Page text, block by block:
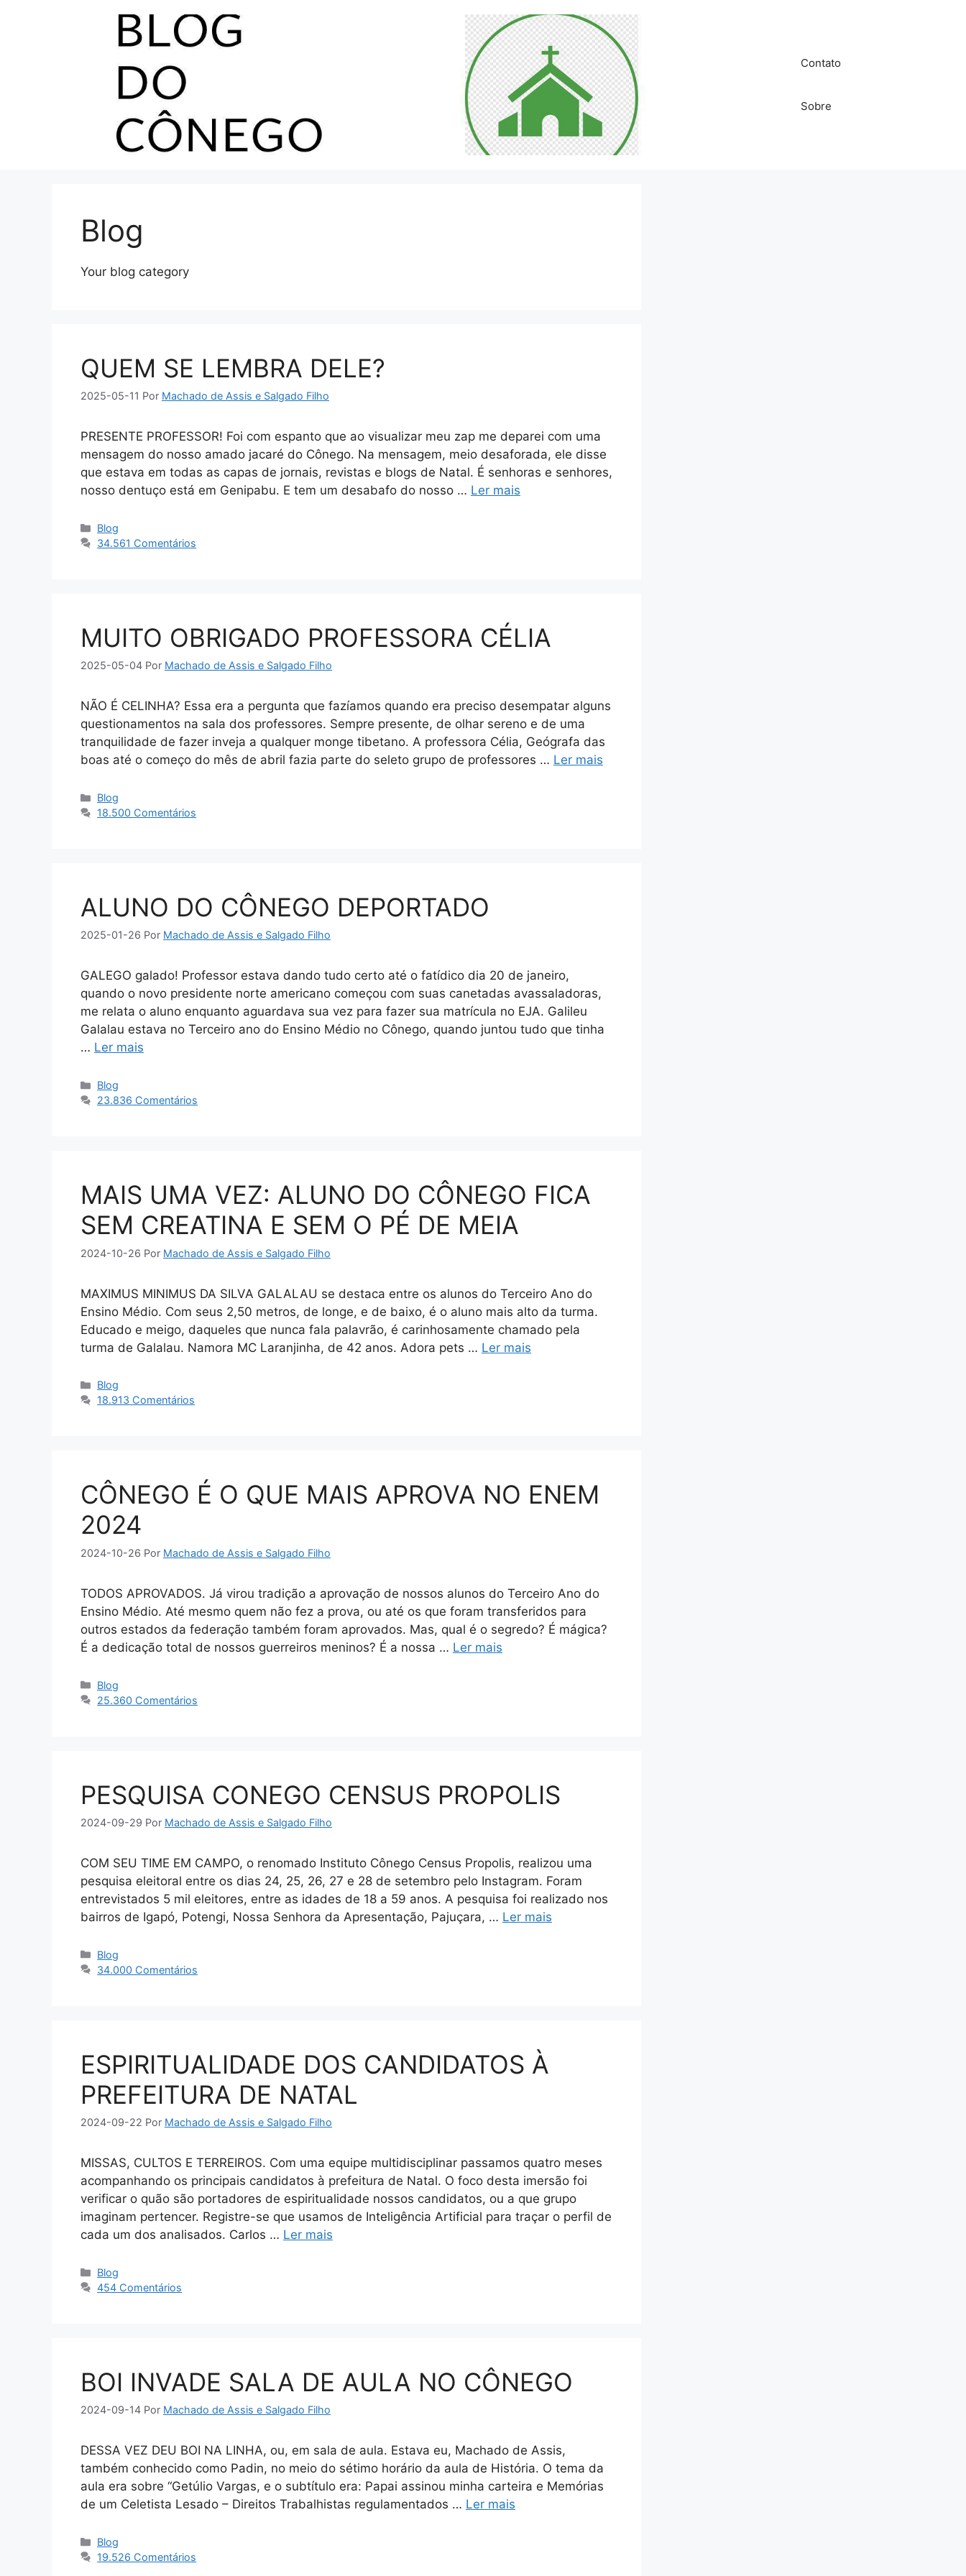
Contato
Sobre
Blog
Your blog category
QUEM SE LEMBRA DELE?
2025-05-11 Por Machado de Assis e Salgado Filho
PRESENTE PROFESSOR! Foi com espanto que ao visualizar meu zap me deparei com uma
mensagem do nosso amado jacaré do Cônego. Na mensagem, meio desaforada, ele disse
que estava em todas as capas de jornais, revistas e blogs de Natal. É senhoras e senhores,
nosso dentuço está em Genipabu. E tem um desabafo do nosso … Ler mais
Categorias
Blog
34.561 Comentários
MUITO OBRIGADO PROFESSORA CÉLIA
2025-05-04 Por Machado de Assis e Salgado Filho
NÃO É CELINHA? Essa era a pergunta que fazíamos quando era preciso desempatar alguns
questionamentos na sala dos professores. Sempre presente, de olhar sereno e de uma
tranquilidade de fazer inveja a qualquer monge tibetano. A professora Célia, Geógrafa das
boas até o começo do mês de abril fazia parte do seleto grupo de professores … Ler mais
Categorias
Blog
18.500 Comentários
ALUNO DO CÔNEGO DEPORTADO
2025-01-26 Por Machado de Assis e Salgado Filho
GALEGO galado! Professor estava dando tudo certo até o fatídico dia 20 de janeiro,
quando o novo presidente norte americano começou com suas canetadas avassaladoras,
me relata o aluno enquanto aguardava sua vez para fazer sua matrícula no EJA. Galileu
Galalau estava no Terceiro ano do Ensino Médio no Cônego, quando juntou tudo que tinha
… Ler mais
Categorias
Blog
23.836 Comentários
MAIS UMA VEZ: ALUNO DO CÔNEGO FICA
SEM CREATINA E SEM O PÉ DE MEIA
2024-10-26 Por Machado de Assis e Salgado Filho
MAXIMUS MINIMUS DA SILVA GALALAU se destaca entre os alunos do Terceiro Ano do
Ensino Médio. Com seus 2,50 metros, de longe, e de baixo, é o aluno mais alto da turma.
Educado e meigo, daqueles que nunca fala palavrão, é carinhosamente chamado pela
turma de Galalau. Namora MC Laranjinha, de 42 anos. Adora pets … Ler mais
Categorias
Blog
18.913 Comentários
CÔNEGO É O QUE MAIS APROVA NO ENEM
2024
2024-10-26 Por Machado de Assis e Salgado Filho
TODOS APROVADOS. Já virou tradição a aprovação de nossos alunos do Terceiro Ano do
Ensino Médio. Até mesmo quem não fez a prova, ou até os que foram transferidos para
outros estados da federação também foram aprovados. Mas, qual é o segredo? É mágica?
É a dedicação total de nossos guerreiros meninos? É a nossa … Ler mais
Categorias
Blog
25.360 Comentários
PESQUISA CONEGO CENSUS PROPOLIS
2024-09-29 Por Machado de Assis e Salgado Filho
COM SEU TIME EM CAMPO, o renomado Instituto Cônego Census Propolis, realizou uma
pesquisa eleitoral entre os dias 24, 25, 26, 27 e 28 de setembro pelo Instagram. Foram
entrevistados 5 mil eleitores, entre as idades de 18 a 59 anos. A pesquisa foi realizado nos
bairros de Igapó, Potengi, Nossa Senhora da Apresentação, Pajuçara, … Ler mais
Categorias
Blog
34.000 Comentários
ESPIRITUALIDADE DOS CANDIDATOS À
PREFEITURA DE NATAL
2024-09-22 Por Machado de Assis e Salgado Filho
MISSAS, CULTOS E TERREIROS. Com uma equipe multidisciplinar passamos quatro meses
acompanhando os principais candidatos à prefeitura de Natal. O foco desta imersão foi
verificar o quão são portadores de espiritualidade nossos candidatos, ou a que grupo
imaginam pertencer. Registre-se que usamos de Inteligência Artificial para traçar o perfil de
cada um dos analisados. Carlos … Ler mais
Categorias
Blog
454 Comentários
BOI INVADE SALA DE AULA NO CÔNEGO
2024-09-14 Por Machado de Assis e Salgado Filho
DESSA VEZ DEU BOI NA LINHA, ou, em sala de aula. Estava eu, Machado de Assis,
também conhecido como Padin, no meio do sétimo horário da aula de História. O tema da
aula era sobre “Getúlio Vargas, e o subtítulo era: Papai assinou minha carteira e Memórias
de um Celetista Lesado – Direitos Trabalhistas regulamentados … Ler mais
Categorias
Blog
19.526 Comentários